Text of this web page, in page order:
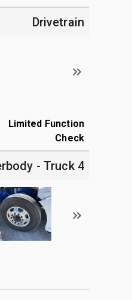
Drivetrain
Limited Function
Check
4 Underbody - Truck